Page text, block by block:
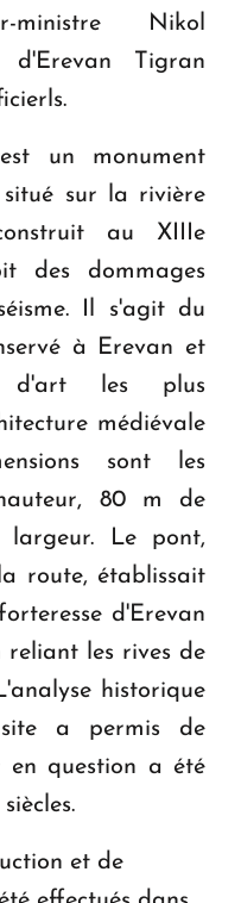
Nikol
d'Erevan Tigran
un monument
sur la rivière
au XIIIe
des dommages
Il s'agit du
à Erevan et
d'art les plus
médiévale
sont les
80 m de
Le pont,
route, établissait
d'Erevan
les rives de
historique
a permis de
en question a été
et de